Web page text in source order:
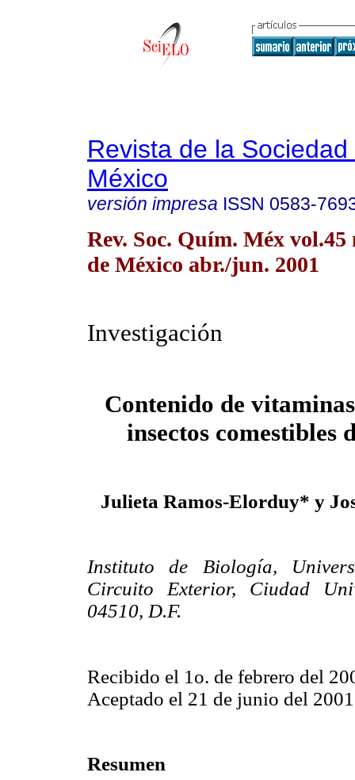
Revista de la
México
versión impresa ISSN 0583-
Rev. Soc. Quím. Méx
de México abr./jun. 2001
Investigación
Contenido de
insectos comestibles
Julieta Ramos-Elorduy* y
Instituto de Biología,
Circuito Exterior, Ciudad
04510, D.F.
Recibido el 1o. de febrero del
Aceptado el 21 de junio del
Resumen